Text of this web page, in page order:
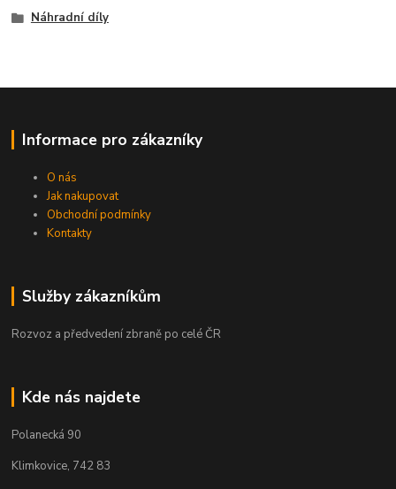
Náhradní díly
Informace pro zákazníky
O nás
Jak nakupovat
Obchodní podmínky
Kontakty
Služby zákazníkům
Rozvoz a předvedení zbraně po celé ČR
Kde nás najdete
Polanecká 90
Klimkovice, 742 83